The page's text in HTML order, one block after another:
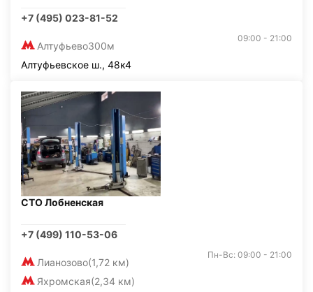
+7 (495) 023-81-52
Алтуфьево300м
09:00 - 21:00
Алтуфьевское ш., 48к4
СТО Лобненская
+7 (499) 110-53-06
Лианозово(1,72 км)
Яхромская(2,34 км)
Пн-Вс: 09:00 - 21:00